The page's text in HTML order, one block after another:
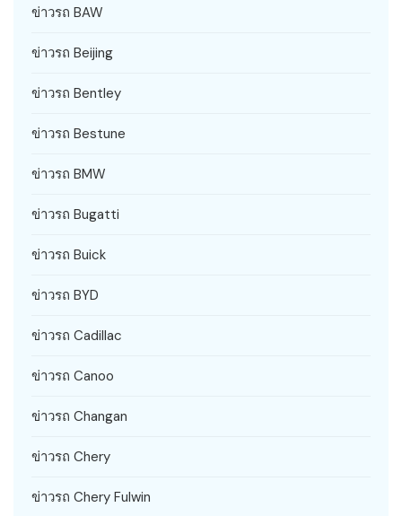
ข่าวรถ BAW
ข่าวรถ Beijing
ข่าวรถ Bentley
ข่าวรถ Bestune
ข่าวรถ BMW
ข่าวรถ Bugatti
ข่าวรถ Buick
ข่าวรถ BYD
ข่าวรถ Cadillac
ข่าวรถ Canoo
ข่าวรถ Changan
ข่าวรถ Chery
ข่าวรถ Chery Fulwin